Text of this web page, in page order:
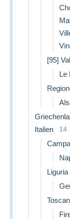
[95]
Le
Italien 14
Liguria